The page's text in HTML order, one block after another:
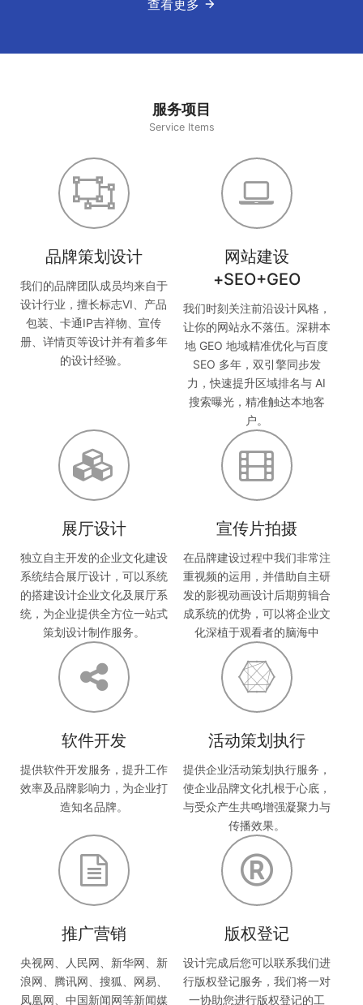
查看更多
服务项目
Service Items
品牌策划设计
我们的品牌团队成员均来自于
设计行业，擅长标志VI、产品
包装、卡通IP吉祥物、宣传
册、详情页等设计并有着多年
的设计经验。
网站建设
+SEO+GEO
我们时刻关注前沿设计风格，
让你的网站永不落伍。深耕本
地 GEO 地域精准优化与百度
SEO 多年，双引擎同步发
力，快速提升区域排名与 AI
搜索曝光，精准触达本地客
户。
展厅设计
独立自主开发的企业文化建设
系统结合展厅设计，可以系统
的搭建设计企业文化及展厅系
统，为企业提供全方位一站式
策划设计制作服务。
宣传片拍摄
在品牌建设过程中我们非常注
重视频的运用，并借助自主研
发的影视动画设计后期剪辑合
成系统的优势，可以将企业文
化深植于观看者的脑海中
软件开发
提供软件开发服务，提升工作
效率及品牌影响力，为企业打
造知名品牌。
活动策划执行
提供企业活动策划执行服务，
使企业品牌文化扎根于心底，
与受众产生共鸣增强凝聚力与
传播效果。
推广营销
央视网、人民网、新华网、新
浪网、腾讯网、搜狐、网易、
凤凰网、中国新闻网等新闻媒
版权登记
设计完成后您可以联系我们进
行版权登记服务，我们将一对
一协助您进行版权登记的工